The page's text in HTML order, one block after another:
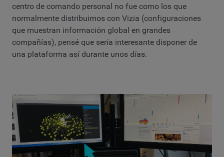
centro de comando personal no fue como los que
normalmente distribuimos con Vizia (configuraciones
que muestran información global en grandes
compañías), pensé que sería interesante disponer de
una plataforma así durante unos días.